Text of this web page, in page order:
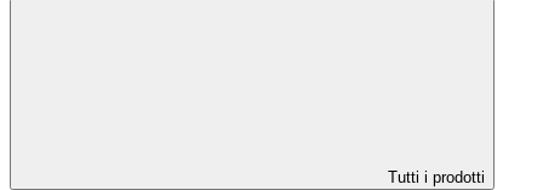
Tutti i prodotti